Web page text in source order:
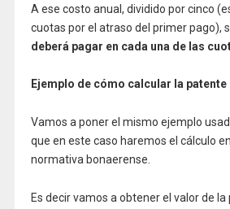
A ese costo anual, dividido por cinco
cuotas por el atraso del primer pago),
deberá pagar en cada una de las
Ejemplo de cómo calcular la patente
Vamos a poner el mismo ejemplo
que en este caso haremos el cálculo
normativa bonaerense.
Es decir vamos a obtener el valor de